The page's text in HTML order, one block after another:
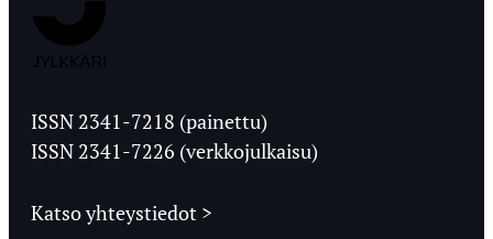
Ylioppilaslehti
ISSN 2341-7218 (painettu)
ISSN 2341-7226 (verkkojulkaisu)
Katso yhteystiedot >